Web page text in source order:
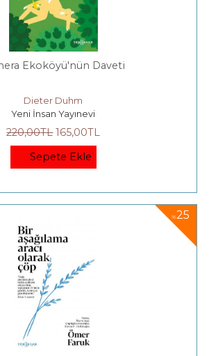
Ekoköyü'nün Daveti
Dieter Duhm
Yeni İnsan Yayınevi
220,00TL 165,00TL
Sepete Ekle
%25